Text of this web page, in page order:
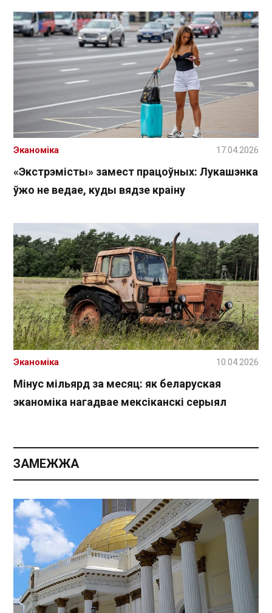
«Экстрэмісты» замест працоўных: Лукашэнка
ўжо не ведае, куды вядзе краіну
Эканоміка 17.04.2026
Мінус мільярд за месяц: як беларуская
эканоміка нагадвае мексіканскі серыял
Эканоміка 10.04.2026
ЗАМЕЖЖА